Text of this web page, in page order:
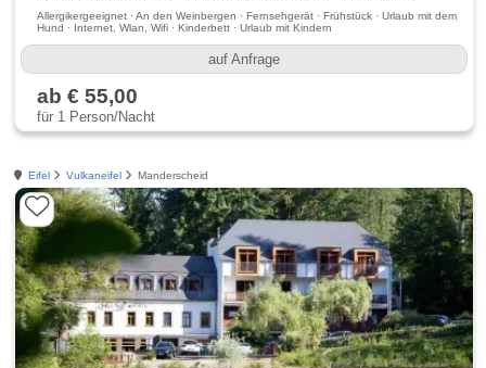
Allergikergeeignet · An den Weinbergen · Fernsehgerät · Frühstück · Urlaub mit dem
Hund · Internet, Wlan, Wifi · Kinderbett · Urlaub mit Kindern
auf Anfrage
ab € 55,00
für 1 Person/Nacht
Eifel Vulkaneifel Manderscheid